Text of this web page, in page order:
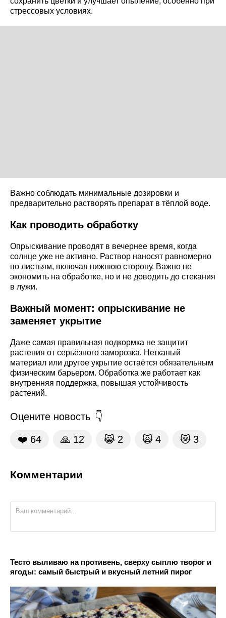
стрессовых условиях.
Важно соблюдать минимальные дозировки и
предварительно растворять препарат в тёплой воде.
Как проводить обработку
Опрыскивание проводят в вечернее время, когда
солнце уже не активно. Раствор наносят равномерно
по листьям, включая нижнюю сторону. Важно не
экономить на обработке, но и не доводить до стекания
в лужи.
Важный момент: опрыскивание не
заменяет укрытие
Даже самая правильная подкормка не защитит
растения от серьёзного заморозка. Нетканый
материал или другое укрытие остаётся обязательным
физическим барьером. Обработка же работает как
внутренняя поддержка, повышая устойчивость
растений.
Оцените новость
❤️ 64 🙏 12 😹 2 🙀 4 😿 3
Комментарии
Тесто выливаю на противень, сверху сыплю творог и
ягоды: самый быстрый и вкусный летний пирог